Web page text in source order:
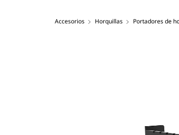
Accesorios Horquillas Portadores de